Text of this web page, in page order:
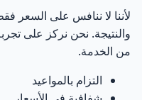
نصيحة الخبراء
لأننا لا ننافس على السعر
والنتيجة. نحن نركز على
من الخدمة.
التزام بالمواعيد